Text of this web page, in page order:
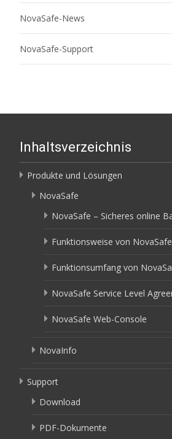
NovaSafe-News
NovaSafe-Support
Inhaltsverzeichnis
Produkte und Lösungen
NovaSafe
NovaSafe – Sicheres online
Funktionsweise von NovaSafe
Funktionsumfang von
NovaSafe Service Level
NovaSafe Web-Console
NovaInfo
Support
Download
PDF-Dokumente